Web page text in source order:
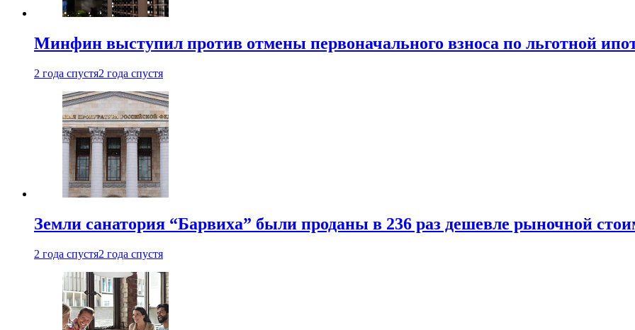
Минфин выступил против отмены первоначального взноса по льготной
2 года спустя2 года спустя
Земли санатория “Барвиха” были проданы в 236 раз дешевле рыночной
2 года спустя2 года спустя